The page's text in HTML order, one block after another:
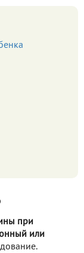
при
или